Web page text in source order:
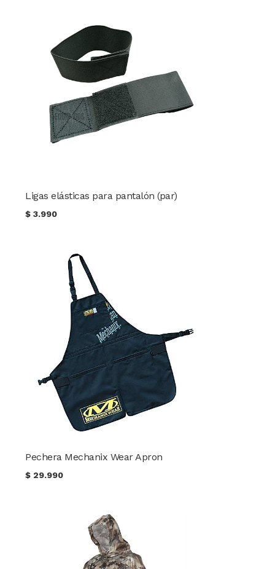
Ligas elásticas para pantalón (par)
$3.990
Pechera Mechanix Wear Apron
$ 29.990